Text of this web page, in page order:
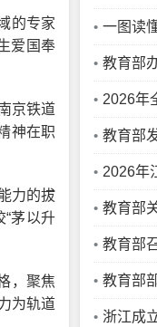
的专家
爱国奉
京铁道
神在职
力的拔
茅以升
，聚焦
为轨道
复合型人
一图读
（2025-
教育部
协办公厅
的农业专
院名单的
2026年
视频会议
教育部
架》教育
2026年
型人才培
公示
教育部
能大赛获
教育部
2026年
+教育”
教育部
年行动
浙江成